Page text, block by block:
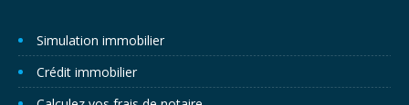
Simulation immobilier
Crédit immobilier